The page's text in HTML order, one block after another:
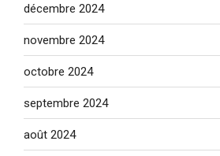
décembre 2024
novembre 2024
octobre 2024
septembre 2024
août 2024